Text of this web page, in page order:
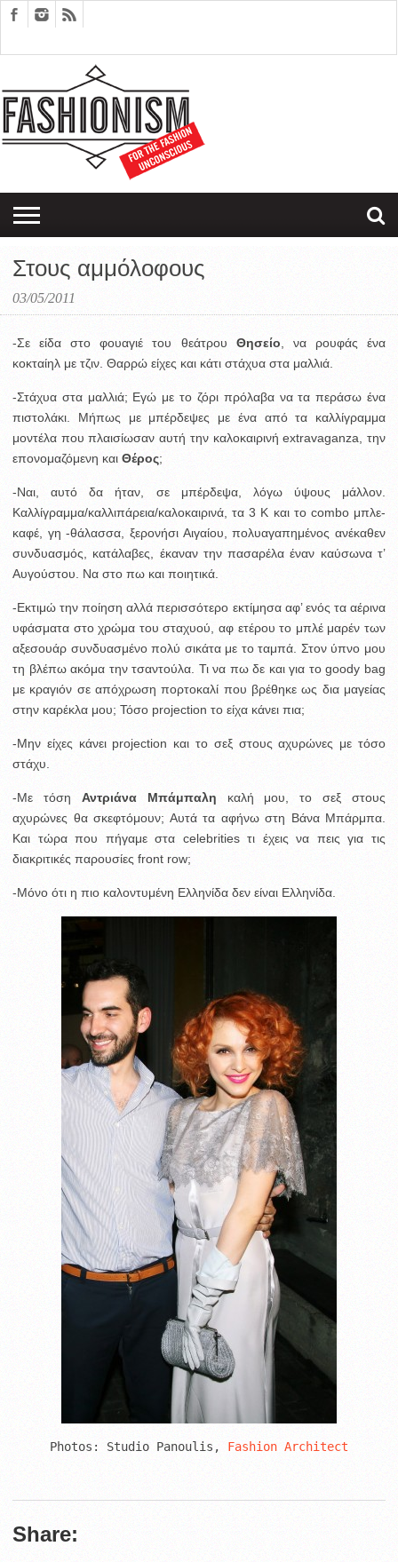
EDITORIALS
COUPLES
THERAPY
SARTORIAGRAM
Στους αμμόλοφους
03/05/2011
-Σε είδα στο φουαγιέ του θεάτρου Θησείο , να ρουφάς ένα
κοκταίηλ με τζιν. Θαρρώ είχες και κάτι στάχυα στα μαλλιά.
-Στάχυα στα μαλλιά; Eγώ με το ζόρι πρόλαβα να τα περάσω ένα
πιστολάκι. Μήπως με μπέρδεψες με ένα από τα καλλίγραμμα
μοντέλα που πλαισίωσαν αυτή την καλοκαιρινή extravaganza, την
επονομαζόμενη και Θέρος;
-Ναι, αυτό δα ήταν, σε μπέρδεψα, λόγω ύψους μάλλον.
Καλλίγραμμα/καλλιπάρεια/καλοκαιρινά, τα 3 Κ και το combo μπλε-
καφέ, γη -θάλασσα, ξερονήσι Αιγαίου, πολυαγαπημένος ανέκαθεν
συνδυασμός, κατάλαβες, έκαναν την πασαρέλα έναν καύσωνα τ’
Αυγούστου. Να στο πω και ποιητικά.
-Εκτιμώ την ποίηση αλλά περισσότερο εκτίμησα αφ’ ενός τα αέρινα
υφάσματα στο χρώμα του σταχυού, αφ ετέρου το μπλέ μαρέν των
αξεσουάρ συνδυασμένο πολύ σικάτα με το ταμπά. Στον ύπνο μου
τη βλέπω ακόμα την τσαντούλα. Τι να πω δε και για το goody bag
με κραγιόν σε απόχρωση πορτοκαλί που βρέθηκε ως δια μαγείας
στην καρέκλα μου; Τόσο projection το είχα κάνει πια;
-Μην είχες κάνει projection και το σεξ στους αχυρώνες με τόσο
στάχυ.
-Με τόση Αντριάνα Μπάμπαλη καλή μου, το σεξ στους
αχυρώνες θα σκεφτόμουν; Αυτά τα αφήνω στη Βάνα Μπάρμπα.
Και τώρα που πήγαμε στα celebrities τι έχεις να πεις για τις
διακριτικές παρουσίες front row;
-Μόνο ότι η πιο καλοντυμένη Ελληνίδα δεν είναι Ελληνίδα.
Photos: Studio Panoulis, Fashion Architect
Share: